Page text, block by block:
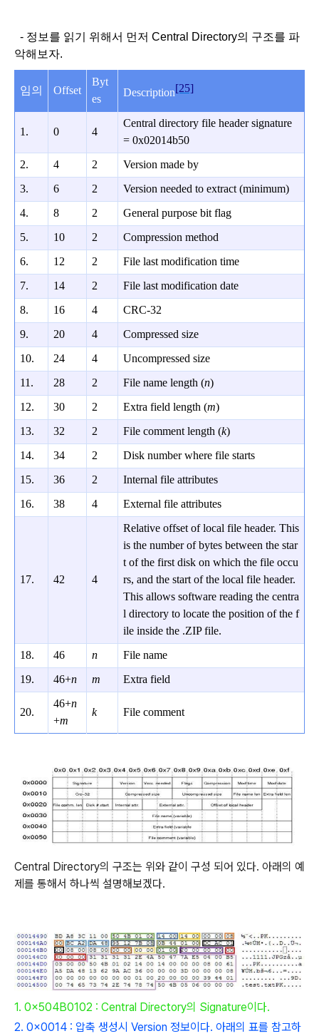
- 정보를 읽기 위해서 먼저 Central Directory의 구조를 파
악해보자.
임의 Offset
Byt
es
Description[25]
1. 0 4
Central directory file header signature
= 0x02014b50
2.
4 2
Version made by
3.
6 2
Version needed to extract (minimum)
4.
8 2
General purpose bit flag
5.
10 2
Compression method
6.
12 2
File last modification time
7.
14 2
File last modification date
8.
16 4
CRC-32
9.
20 4
Compressed size
10.
24 4
Uncompressed size
11.
28 2 File name length (n)
12.
30 2 Extra field length (m)
13.
32 2 File comment length (k)
14.
34 2
Disk number where file starts
15.
36 2
Internal file attributes
16.
38 4 External file attributes
17. 42 4
Relative offset of local file header. This
is the number of bytes between the star
t of the first disk on which the file occu
rs, and the start of the local file header.
This allows software reading the centra
l directory to locate the position of the f
ile inside the .ZIP file.
18.
46 n
File name
19.
46+n m Extra field
20.
46+n
+m
k File comment
Central Directory의 구조는 위와 같이 구성 되어 있다. 아래의 예
제를 통해서 하나씩 설명해보겠다.
1. 0x504B0102 : Central Directory의 Signature이다.
2. 0x0014 : 압축 생성시 Version 정보이다. 아래의 표를 참고하